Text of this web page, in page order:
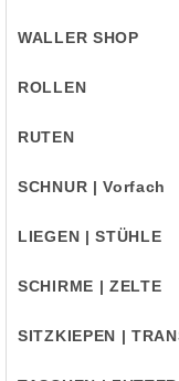
WALLER SHOP
ROLLEN
RUTEN
SCHNUR | Vorfach
LIEGEN | STÜHLE
SCHIRME | ZELTE
SITZKIEPEN |